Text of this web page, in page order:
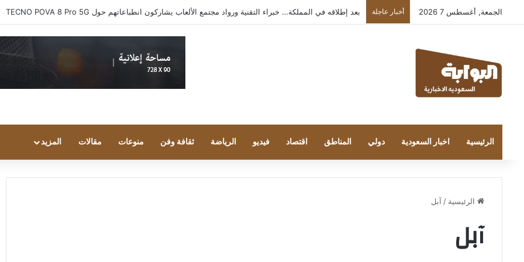
الجمعة, أغسطس 7 2026 أخبار عاجلة بعد إطلاقه في المملكة… خبراء التقنية ورواد مجتمع الألعاب يشاركون انطباعاتهم حول TECNO POVA 8 Pro 5G
الرئيسية اخبار السعودية دولي المناطق اقتصاد فيديو الرياضة ثقافة وفن منوعات مقالات المزيد
الرئيسية / آبل
آبل